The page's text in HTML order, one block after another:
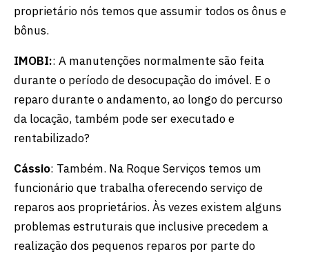
proprietário nós temos que assumir todos os ônus e
bônus.
IMOBI:: A manutenções normalmente são feita
durante o período de desocupação do imóvel. E o
reparo durante o andamento, ao longo do percurso
da locação, também pode ser executado e
rentabilizado?
Cássio: Também. Na Roque Serviços temos um
funcionário que trabalha oferecendo serviço de
reparos aos proprietários. Às vezes existem alguns
problemas estruturais que inclusive precedem a
realização dos pequenos reparos por parte do